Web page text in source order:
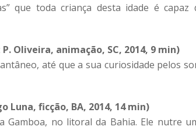
que toda criança desta idade é capaz
Oliveira, animação, SC, 2014, 9 min)
até que a sua curiosidade pelos
Luna, ficção, BA, 2014, 14 min)
no litoral da Bahia. Ele nutre